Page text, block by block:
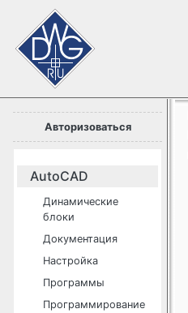
Авторизоваться
AutoCAD
Динамические
блоки
Документация
Настройка
Программы
Программирование